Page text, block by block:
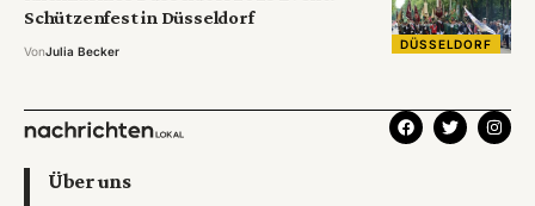
DÜSSELDORF
Schützenfest in Düsseldorf
VonJulia Becker
Über uns